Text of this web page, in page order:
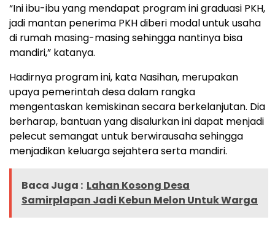
“Ini ibu-ibu yang mendapat program ini graduasi PKH,
jadi mantan penerima PKH diberi modal untuk usaha
di rumah masing-masing sehingga nantinya bisa
mandiri,” katanya.
Hadirnya program ini, kata Nasihan, merupakan
upaya pemerintah desa dalam rangka
mengentaskan kemiskinan secara berkelanjutan. Dia
berharap, bantuan yang disalurkan ini dapat menjadi
pelecut semangat untuk berwirausaha sehingga
menjadikan keluarga sejahtera serta mandiri.
Baca Juga : Lahan Kosong Desa
Samirplapan Jadi Kebun Melon Untuk Warga